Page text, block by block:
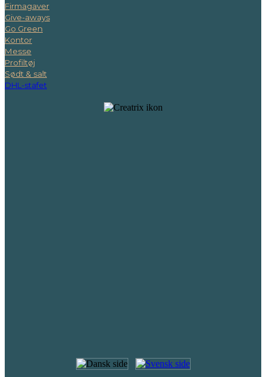
Firmagaver
Give-aways
Go Green
Kontor
Messe
Profiltøj
Sødt & salt
DHL-stafet